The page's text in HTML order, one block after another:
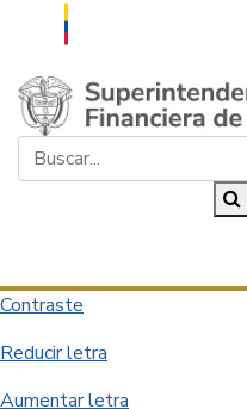
Saltar al contenido principal
Contraste
Reducir letra
Aumentar letra